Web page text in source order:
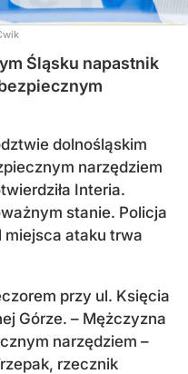
Śląsku napastnik
dolnośląskim
narzędziem
Interia.
stanie. Policja
miejsca ataku trwa
przy ul. Księcia
Górze. – Mężczyzna
narzędziem –
rzecznik